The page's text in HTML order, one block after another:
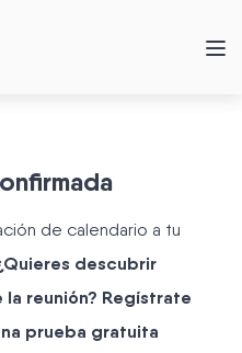
de calendario a tu
descubrir
reunión? Regístrate
prueba gratuita